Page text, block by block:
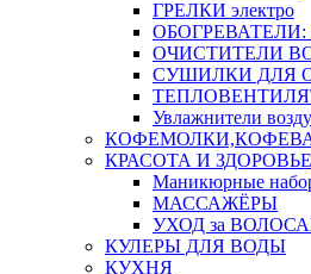
ГРЕЛКИ электро
ОБОГРЕВАТЕЛИ:
ОЧИСТИТЕЛИ
СУШИЛКИ ДЛЯ
Увлажнители
КРАСОТА И ЗДОРОВЬЕ
Маникюрные
МАССАЖЁРЫ
УХОД за
КУЛЕРЫ ДЛЯ ВОДЫ
КУХНЯ